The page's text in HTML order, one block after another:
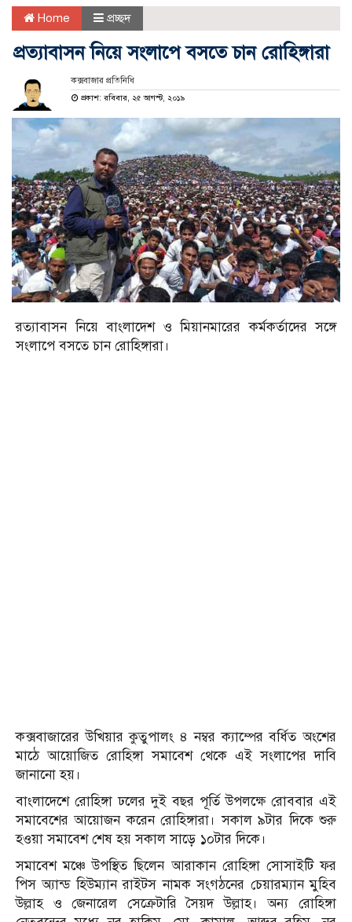
Home প্রচ্ছদ
প্রত্যাবাসন নিয়ে সংলাপে বসতে চান রোহিঙ্গারা
কক্সবাজার প্রতিনিধি
প্রকাশ: রবিবার, ২৫ আগস্ট, ২০১৯
রত্যাবাসন নিয়ে বাংলাদেশ ও মিয়ানমারের কর্মকর্তাদের সঙ্গে
সংলাপে বসতে চান রোহিঙ্গারা।
কক্সবাজারের উখিয়ার কুতুপালং ৪ নম্বর ক্যাম্পের বর্ধিত অংশের
মাঠে আয়োজিত রোহিঙ্গা সমাবেশ থেকে এই সংলাপের দাবি
জানানো হয়।
বাংলাদেশে রোহিঙ্গা ঢলের দুই বছর পূর্তি উপলক্ষে রোববার এই
সমাবেশের আয়োজন করেন রোহিঙ্গারা। সকাল ৯টার দিকে শুরু
হওয়া সমাবেশ শেষ হয় সকাল সাড়ে ১০টার দিকে।
সমাবেশ মঞ্চে উপস্থিত ছিলেন আরাকান রোহিঙ্গা সোসাইটি ফর
পিস অ্যান্ড হিউম্যান রাইটস নামক সংগঠনের চেয়ারম্যান মুহিব
উল্লাহ ও জেনারেল সেক্রেটারি সৈয়দ উল্লাহ। অন্য রোহিঙ্গা